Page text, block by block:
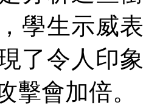
學生示威
了令人印
擊會加倍。